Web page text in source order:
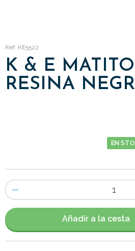
Ref: KE5522
K & E
RESINA
EN
Número
de
artículos
Añadir a la cesta